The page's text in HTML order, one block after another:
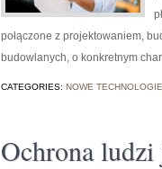
połączone z projektowaniem,
budowlanych, o konkretnym
CATEGORIES: NOWE TECHNOLOGIE
Ochrona ludzi